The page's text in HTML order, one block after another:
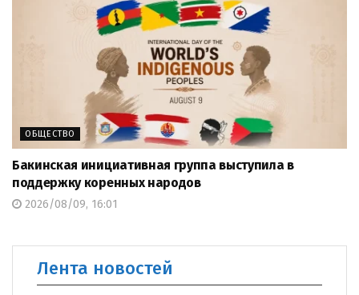
ОБЩЕСТВО
Бакинская инициативная группа выступила в
поддержку коренных народов
2026/08/09, 16:01
Лента новостей